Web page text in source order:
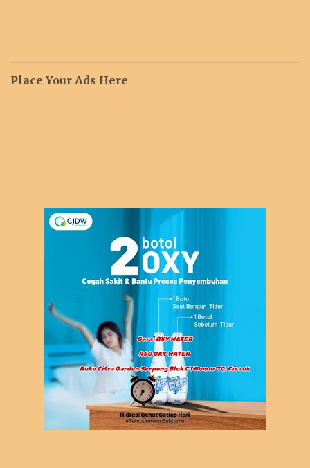
Place Your Ads Here